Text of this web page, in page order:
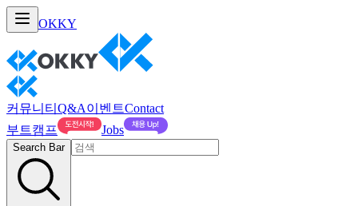
OKKY
커뮤니티 Q&A이벤트Contact
부트캠프
Jobs
Search Bar